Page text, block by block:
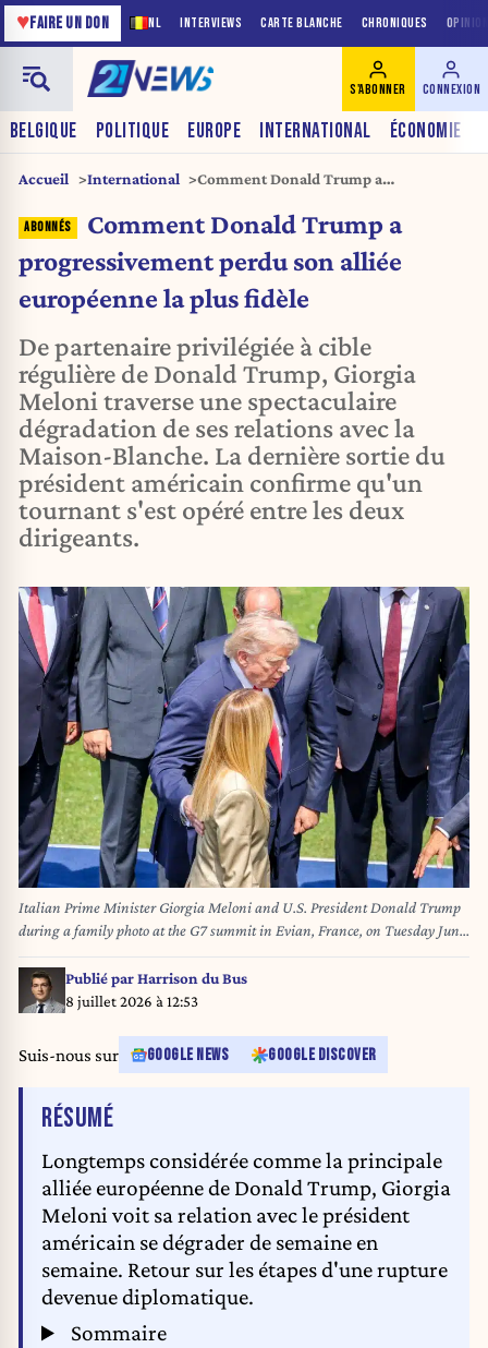
NL INTERVIEWS CARTE BLANCHE CHRONIQUES
♥FAIRE UN DON
BELGIQUE POLITIQUE EUROPE INTERNATIONAL ÉCONOMIE
S'ABONNER CONNEXION
Accueil International
Comment Donald Trump a
européenne la plus fidèle
Comment Donald Trump a
progressivement perdu son alliée
européenne la plus fidèle
De partenaire privilégiée à cible
régulière de Donald Trump, Giorgia
Meloni traverse une spectaculaire
dégradation de ses relations avec la
Maison-Blanche. La dernière sortie du
président américain confirme qu'un
tournant s'est opéré entre les deux
dirigeants.
Italian Prime Minister Giorgia Meloni and U.S. President Donald Trump
during a family photo at the G7 summit in Evian, France, on Tuesday June
16, 2026. Photo by Dominique Jacovides/Pool/ABACAPRESS.COM
Publié parHarrison du Bus
8 juillet 2026 à 12:53
Suis-nous sur GOOGLE NEWS GOOGLE DISCOVER
RÉSUMÉDE L'ARTICLE
Longtemps considérée comme la principale
alliée européenne de Donald Trump, Giorgia
Meloni voit sa relation avec le président
américain se dégrader de semaine en
semaine. Retour sur les étapes d'une rupture
devenue diplomatique.
Sommaire